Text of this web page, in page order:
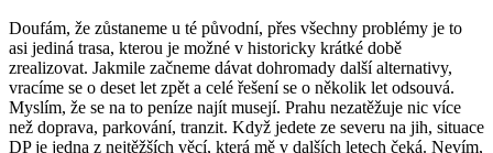
Doufám, že zůstaneme u té původní, přes všechny problémy je to
asi jediná trasa, kterou je možné v historicky krátké době
zrealizovat. Jakmile začneme dávat dohromady další alternativy,
vracíme se o deset let zpět a celé řešení se o několik let odsouvá.
Myslím, že se na to peníze najít musejí. Prahu nezatěžuje nic více
než doprava, parkování, tranzit. Když jedete ze severu na jih, situace
DP je jedna z nejtěžších věcí, která mě v dalších letech čeká. Nevím,